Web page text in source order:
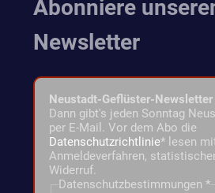
Abonniere
Newsletter
Neustadt-Geflüster-Newsletter
Dann gibt's jeden Sonntag
per E-Mail. Vor dem Abo die
Datenschutzrichtlinie* lesen
Anmeldeverfahren,
Widerruf.
Datenschutzbestimmungen *